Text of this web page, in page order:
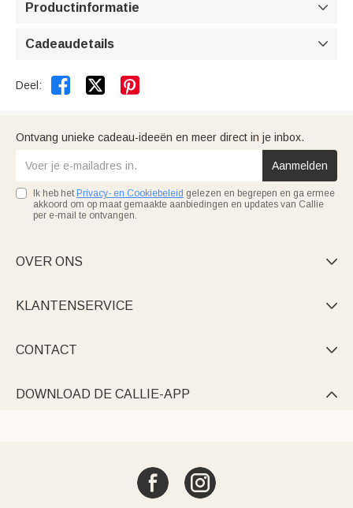
Productinformatie 
Cadeaudetails 
Deel:  
Ontvang unieke cadeau-ideeën en meer direct in je inbox.
Aanmelden
Ik heb het Privacy- en Cookiebeleid gelezen en begrepen en ga ermee
akkoord om op maat gemaakte aanbiedingen en updates van Callie
per e-mail te ontvangen.
OVER ONS 
KLANTENSERVICE 
CONTACT 
DOWNLOAD DE CALLIE-APP 